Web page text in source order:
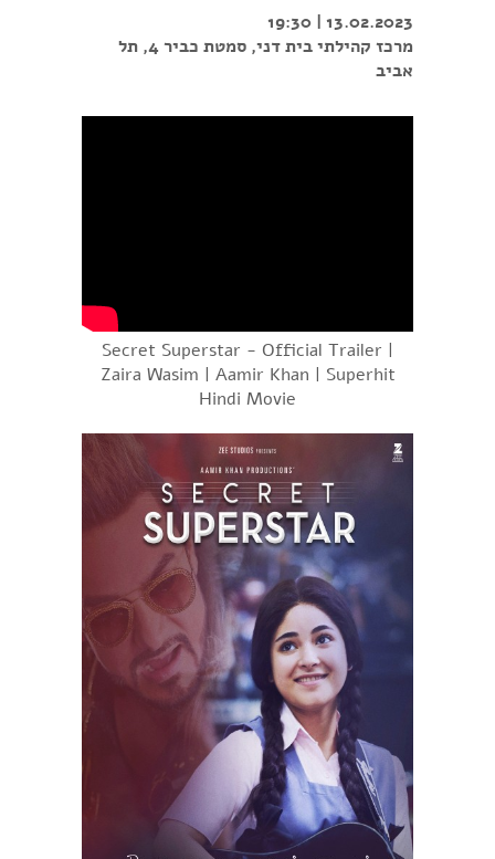
13.02.2023 | 19:30
מרכז קהילתי בית דני, סמטת כביר 4, תל
אביב
Secret Superstar - Official Trailer |
Zaira Wasim | Aamir Khan | Superhit
Hindi Movie